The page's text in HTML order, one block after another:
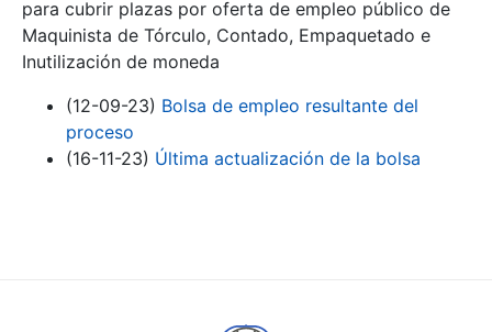
Mostra/Amaga
para cubrir plazas por oferta de empleo público de
Maquinista de Tórculo, Contado, Empaquetado e
Inutilización de moneda
(12-09-23) Bolsa de empleo resultante del
proceso
(16-11-23) Última actualización de la bolsa